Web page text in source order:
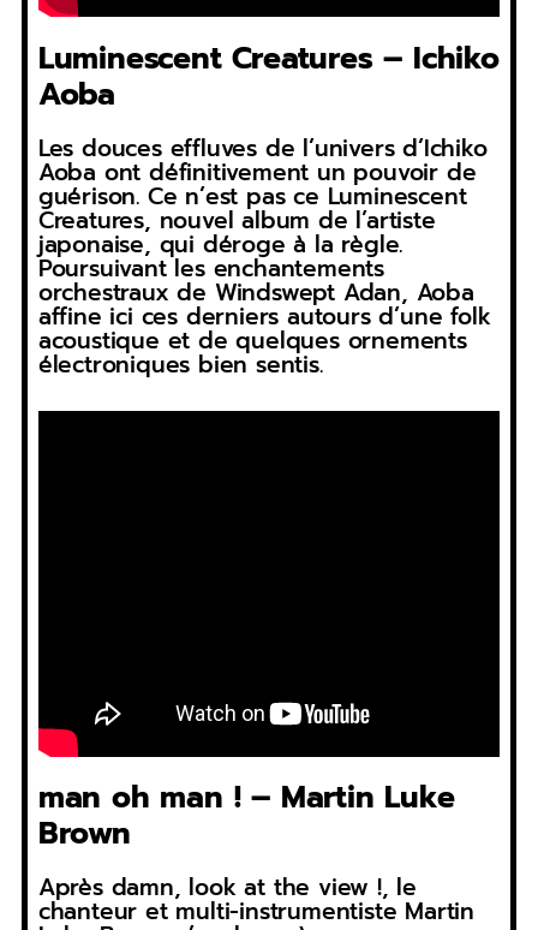
Luminescent Creatures – Ichiko
Aoba
Les douces effluves de l’univers d’Ichiko
Aoba ont définitivement un pouvoir de
guérison. Ce n’est pas ce Luminescent
Creatures, nouvel album de l’artiste
japonaise, qui déroge à la règle.
Poursuivant les enchantements
orchestraux de Windswept Adan, Aoba
affine ici ces derniers autours d’une folk
acoustique et de quelques ornements
électroniques bien sentis.
man oh man ! – Martin Luke
Brown
Après damn, look at the view !, le
chanteur et multi-instrumentiste Martin